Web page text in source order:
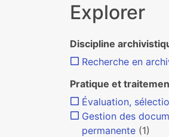
Explorer
Discipline
Recherche en
Pratique et
Évaluation,
Gestion des
permanente (1)